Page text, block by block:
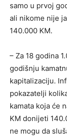
samo u prvoj
ali nikome nije
140.000 KM.
– Za 18 godina
godišnju
kapitalizaciju.
pokazatelji
kamata koja će
KM donijeti
ne mogu da